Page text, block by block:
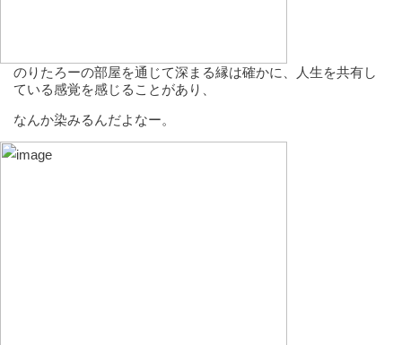
のりたろーの部屋を通じて深まる縁は確かに、人生を共有し
ている感覚を感じることがあり、
なんか染みるんだよなー。